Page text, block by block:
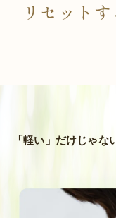
「軽い」だけじゃな